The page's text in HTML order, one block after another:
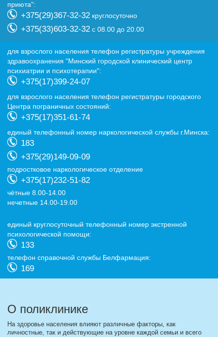
приюта":
+375(29)367-32-32 круглосуточно
+375(33)603-32-32 с 08.00 до 20.00
для взрослого населения телефон регистратуры учреждения
здравоохранения "Минский городской клинический центр
психиатрии и психотерапии":
+375(17)399-24-07
для взрослого населения телефон регистратуры городского
Центра пограничных состояний:
+375(17)351-61-74
eдиный телефонный номер наркологической службы г.Минска:
183
+375(29)149-09-09
подростковое наркологическое отделение
+375(17)232-51-82
чётные 8.00-14.00
нечетные 14.00-19.00
eдиный круглосуточный телефонный номер экстренной
психологической помощи:
133
телефон справочной службы Белфармация:
169
О поликлинике
На здоровье населения влияют различные факторы, как
личностные, так и действующие на уровне каждой семьи и всего